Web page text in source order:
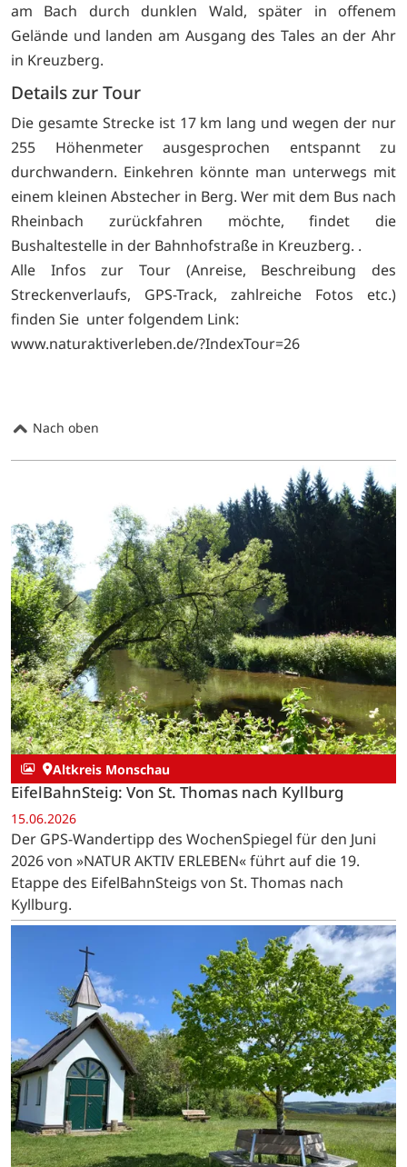
am Bach durch dunklen Wald, später in offenem
Gelände und landen am Ausgang des Tales an der Ahr
in Kreuzberg.
Details zur Tour
Die gesamte Strecke ist 17 km lang und wegen der nur
255 Höhenmeter ausgesprochen entspannt zu
durchwandern. Einkehren könnte man unterwegs mit
einem kleinen Abstecher in Berg. Wer mit dem Bus nach
Rheinbach zurückfahren möchte, findet die
Bushaltestelle in der Bahnhofstraße in Kreuzberg. .
Alle Infos zur Tour (Anreise, Beschreibung des
Streckenverlaufs, GPS-Track, zahlreiche Fotos etc.)
finden Sie unter folgendem Link:
www.naturaktiverleben.de/?IndexTour=26
Nach oben
Altkreis Monschau
EifelBahnSteig: Von St. Thomas nach Kyllburg
15.06.2026
Der GPS-Wandertipp des WochenSpiegel für den Juni
2026 von »NATUR AKTIV ERLEBEN« führt auf die 19.
Etappe des EifelBahnSteigs von St. Thomas nach
Kyllburg.